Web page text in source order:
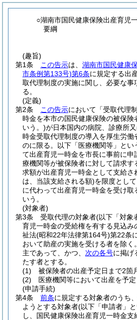
○湖南市国民健康保険出産育児
要綱
(趣旨)
第1条
この告示は、 湖南市国民健康
市条例第133号)第6条に規定する出
取代理制度の実施に関し、必要な事
る。
(定義)
第2条
この告示において「受取代理
時金を本市の国民健康保険の被保険
いう。)が日本国内の病院、診療所
時金受取代理制度の導入を厚生労働
のに限る。以下「医療機関等」とい
て出産育児一時金を市長に事前に申
療機関等が被保険者に対して請求す
求額が出産育児一時金として支給さ
は、当該支給される額)を限度とし
に代わって出産育児一時金を受け取
いう。
(対象者)
第3条
受取代理の対象者(以下「対象
育児一時金の受給権を有する見込み
祉法(昭和22年法律第164号)第22条
おいて助産の実施を受ける者を除く
主であって、かつ、 次の各号に掲げ
たす者とする。
(1)
被保険者の出産予定日まで2箇
(2)
医療機関等において出産を予定
(申請手続)
第4条
前条に規定する対象者のうち
ようとする対象者(以下「申請者」
し、国民健康保険出産育児一時金支